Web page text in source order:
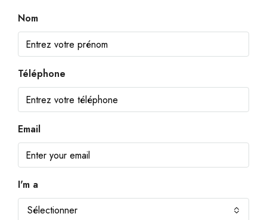
Nom
Téléphone
Email
I'm a
Sélectionner